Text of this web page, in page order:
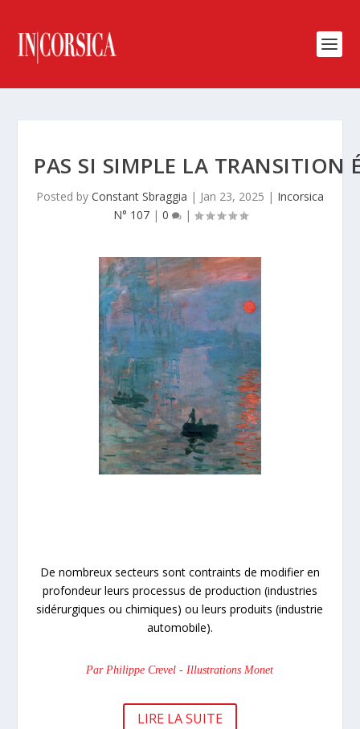
PAS SI SIMPLE LA TRANSITION
Posted by Constant Sbraggia | Jan 23, 2025 | Incorsica
N° 107| 0 |
De nombreux secteurs sont contraints de modifier en
profondeur leurs processus de production (industries
sidérurgiques ou chimiques) ou leurs produits (industrie
automobile).
Par Philippe Crevel - Illustrations Monet
LIRE LA SUITE